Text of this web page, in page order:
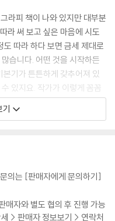
라피 책이 나와 있지만 대부분
라 써 보고 싶은 마음에 시도
따라 하다 보면 금세 제대로
습니다. 어떤 것을 시작하든
기가 튼튼하게 갖추어져 있
있지요. 작가가 이렇게 꼼꼼
심한 이유도 여기에 있습니
운이 좋을 때는 몇 번만에 원
번을 써도 마음에 드는 결과물
매일 묵묵히 글씨를 씁니다. 쉬
기
의는 [판매자에게 문의하기]
매자와 별도 협의 후 진행 가능
> 판매자 정보보기 > 연락처